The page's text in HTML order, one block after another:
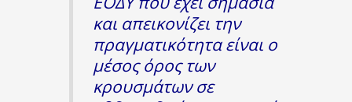
και απεικονίζει την
πραγματικότητα είναι ο
μέσος όρος των
κρουσμάτων σε